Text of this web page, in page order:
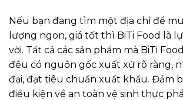
Nếu bạn đang tìm một địa chỉ để
lượng ngon, giá tốt thì BiTi Food là
vời. Tất cả các sản phẩm mà BiTi
đều có nguồn gốc xuất xứ rõ ràng,
đại, đạt tiêu chuẩn xuất khẩu. Đảm
điều kiện về an toàn vệ sinh thực